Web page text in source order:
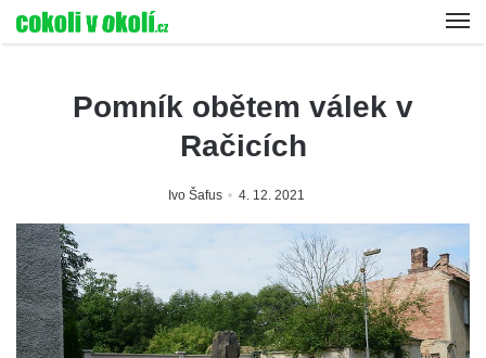
Pomník obětem válek v
Račicích
Ivo Šafus 4. 12. 2021